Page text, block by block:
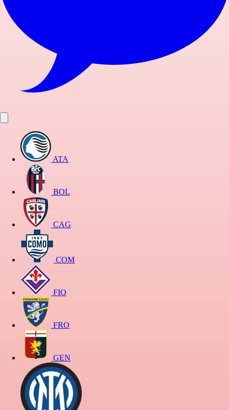
ATA
BOL
CAG
COM
FIO
FRO
GEN